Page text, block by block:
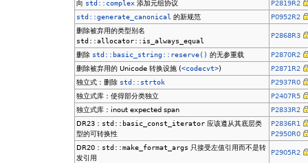
向 std::complex 添加元组协议
P2819R2
std::generate_canonical 的新规范
P0952R2
删除被弃用的类型别名
std::allocator::is_always_equal
P2868R3
删除 std::basic_string::reserve() 的无参重载
P2870R2
删除被弃用的 Unicode 转换设施 (<codecvt>)
P2871R2
独立式：删除 std::strtok
P2937R0
独立式库：使得部分类独立
P2407R5
独立式库：inout expected span
P2833R2
DR23： std::basic_const_iterator 应该遵从其底层类
型的可转换性
P2836R1
P2950R0
DR20： std::make_format_args 只接受左值引用而不是转
发引用
P2905R2